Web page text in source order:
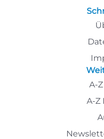
A-
A-Z